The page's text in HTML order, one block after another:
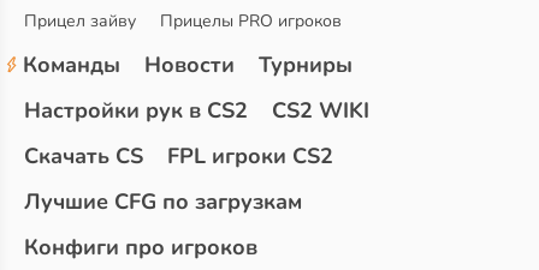
Прицел зайву
Прицелы PRO игроков
Команды Новости
Турниры
Настройки рук в CS2
CS2 WIKI
Скачать CS
FPL игроки CS2
Лучшие CFG по загрузкам
Конфиги про игроков